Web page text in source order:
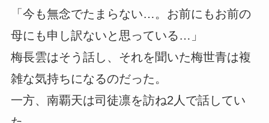
「今も無念でたまらない…。お前にもお前の
母にも申し訳ないと思っている…」
梅長雲はそう話し、それを聞いた梅世青は複
雑な気持ちになるのだった。
一方、南覇天は司徒凛を訪ね2人で話してい